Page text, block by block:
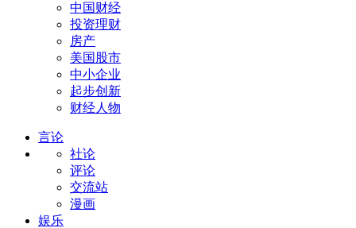
中国财经
投资理财
房产
美国股市
中小企业
起步创新
财经人物
言论
社论
评论
交流站
漫画
娱乐